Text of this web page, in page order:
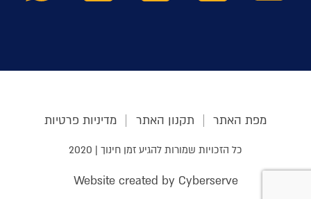
מפת האתר תקנון האתר מדיניות פרטיות
כל הזכויות שמורות להגיע זמן חינוך | 2020
Website created by Cyberserve